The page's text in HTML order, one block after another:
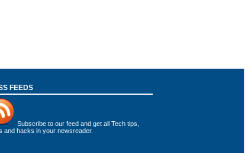
FEEDS
Subscribe to our feed and get all Tech tips,
and hacks in your newsreader.